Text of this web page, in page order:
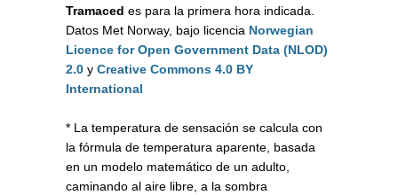
Tramaced es para la primera hora indicada.
Datos Met Norway, bajo licencia Norwegian
Licence for Open Government Data (NLOD)
2.0 y Creative Commons 4.0 BY
International
* La temperatura de sensación se calcula con
la fórmula de temperatura aparente, basada
en un modelo matemático de un adulto,
caminando al aire libre, a la sombra